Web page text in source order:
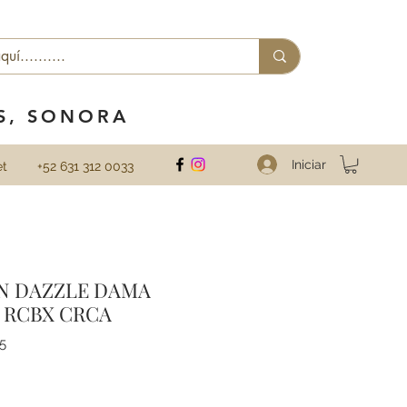
SONORA
+52 631 312 0033 Iniciar
DAZZLE DAMA
CRCA